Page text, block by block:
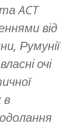
ACT
від
Румунії
очі
в